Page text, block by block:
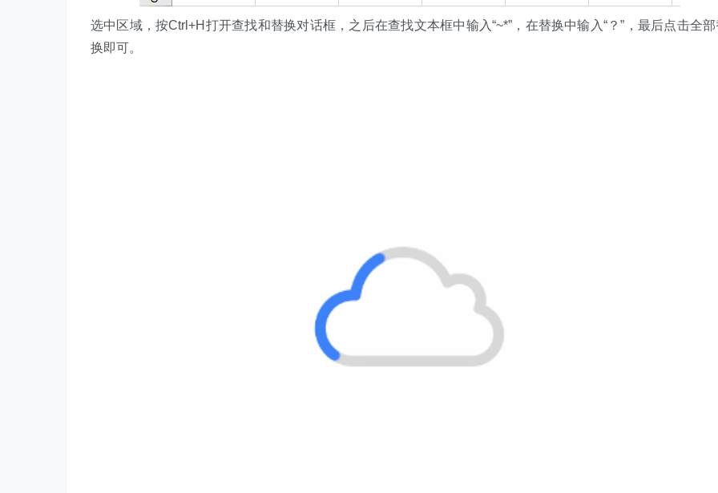
选中区域，按Ctrl+H打开查找和替换对话框，之后在查找文本框中输入“~*”，在替换中输入“？”，最后点击全
换即可。